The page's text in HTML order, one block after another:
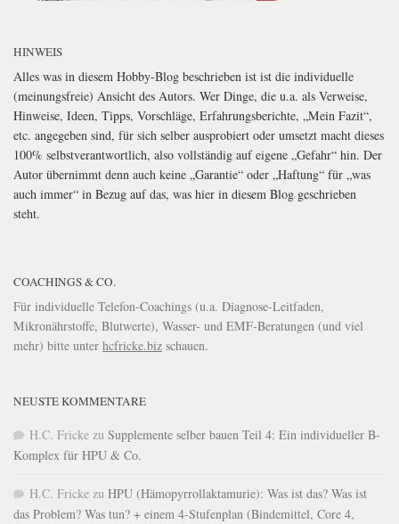
HINWEIS
Alles was in diesem Hobby-Blog beschrieben ist ist die individuelle
(meinungsfreie) Ansicht des Autors. Wer Dinge, die u.a. als Verweise,
Hinweise, Ideen, Tipps, Vorschläge, Erfahrungsberichte, „Mein Fazit“,
etc. angegeben sind, für sich selber ausprobiert oder umsetzt macht dieses
100% selbstverantwortlich, also vollständig auf eigene „Gefahr“ hin. Der
Autor übernimmt denn auch keine „Garantie“ oder „Haftung“ für „was
auch immer“ in Bezug auf das, was hier in diesem Blog geschrieben
steht.
COACHINGS & CO.
Für individuelle Telefon-Coachings (u.a. Diagnose-Leitfaden,
Mikronährstoffe, Blutwerte), Wasser- und EMF-Beratungen (und viel
mehr) bitte unter hcfricke.biz schauen.
NEUSTE KOMMENTARE
H.C. Fricke zu Supplemente selber bauen Teil 4: Ein individueller B-
Komplex für HPU & Co.
H.C. Fricke zu HPU (Hämopyrrollaktamurie): Was ist das? Was ist
das Problem? Was tun? + einem 4-Stufenplan (Bindemittel, Core 4,